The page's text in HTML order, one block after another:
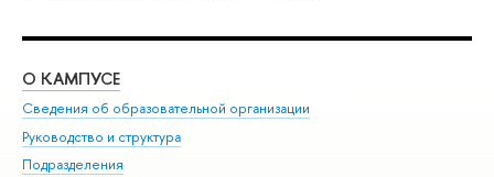
О КАМПУСЕ
Сведения об образовательной организации
Руководство и структура
Подразделения